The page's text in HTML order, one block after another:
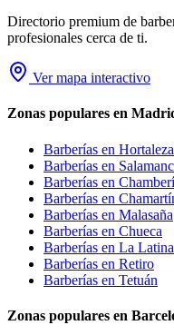
Directorio premium de
profesionales cerca de ti.
Ver mapa interactivo
Zonas populares en
Barberías en Hortaleza
Barberías en
Barberías en Chamberí
Barberías en
Barberías en Malasaña
Barberías en Chueca
Barberías en La Latina
Barberías en Retiro
Barberías en Tetuán
Zonas populares en